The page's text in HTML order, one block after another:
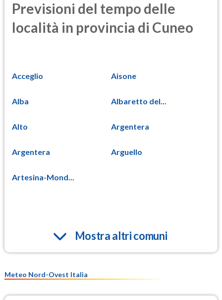
Previsioni del tempo delle
località in provincia di Cuneo
Acceglio Aisone
Alba Albaretto del...
Alto Argentera
Argentera Arguello
Artesina-Mond...
Mostra altri comuni
Meteo Nord-Ovest Italia